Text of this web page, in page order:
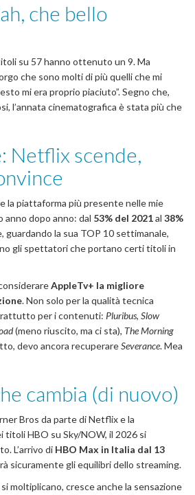
che bello
su 57 hanno ottenuto un 9. Ma
che sono molti di più quelli che mi
mi era proprio piaciuto”. Segno che,
l’annata cinematografica è stata più che
Netflix scende,
la piattaforma più presente nelle mie
anno dopo anno: dal 53% del 2021al 38%
guardando la sua TOP 10 settimanale,
gli spettatori che portano certi titoli in
AppleTv+ la migliore
. Non solo per la qualità tecnica
per i contenuti: Pluribus, Slow
(meno riuscito, ma ci sta), The Morning
devo ancora recuperareSeverance. Mea
cambia (di nuovo)
Bros da parte di Netflix e la
HBO su Sky/NOW, il 2026 si
L’arrivo di HBO Max in Italia dal 13
sicuramente gli equilibri dello streaming.
moltiplicano, cresce anche la sensazione